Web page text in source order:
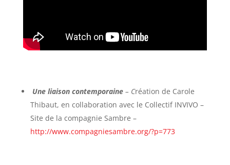
Une liaison contemporaine– Création de Carole
Thibaut, en collaboration avec le Collectif INVIVO –
Site de la compagnie Sambre –
http://www.compagniesambre.org/?p=773